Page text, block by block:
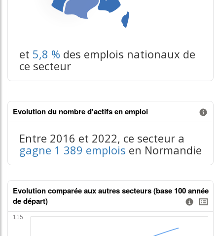
et 5,8 % des emplois nationaux de
ce secteur
Evolution du nombre d'actifs en emploi
Entre 2016 et 2022, ce secteur a
gagne 1 389 emplois en Normandie
Evolution comparée aux autres secteurs (base 100 année
de départ)
Information donnée n°2
tableaux excel n°2